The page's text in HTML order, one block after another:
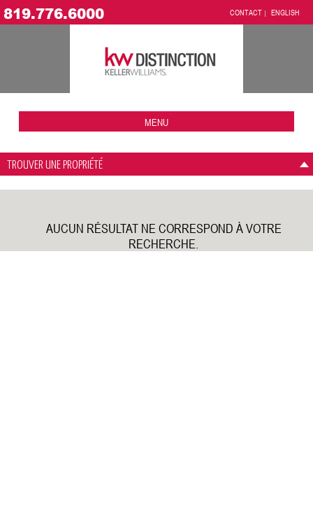
819.776.6000 CONTACT ENGLISH
MENU
TROUVER UNE PROPRIÉTÉ
AUCUN RÉSULTAT NE CORRESPOND À VOTRE
RECHERCHE.